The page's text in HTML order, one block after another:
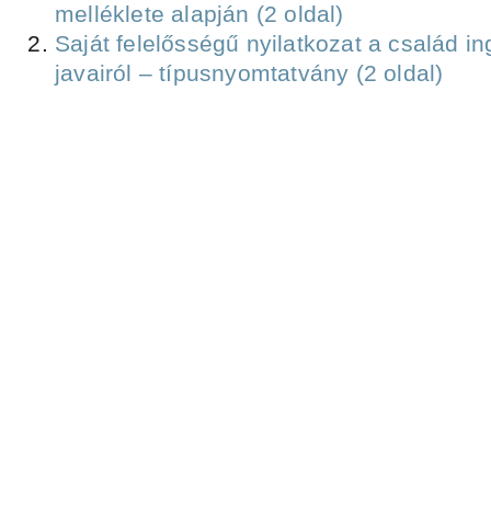
melléklete alapján (2 oldal)
Saját felelősségű nyilatkozat a család
javairól – típusnyomtatvány (2 oldal)